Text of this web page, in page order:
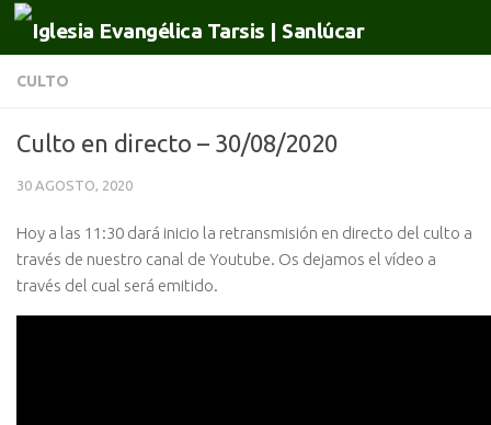
Saltar al contenido
CULTO
Culto en directo – 30/08/2020
30 AGOSTO, 2020
Hoy a las 11:30 dará inicio la retransmisión en directo del culto a
través de nuestro canal de Youtube. Os dejamos el vídeo a
través del cual será emitido.